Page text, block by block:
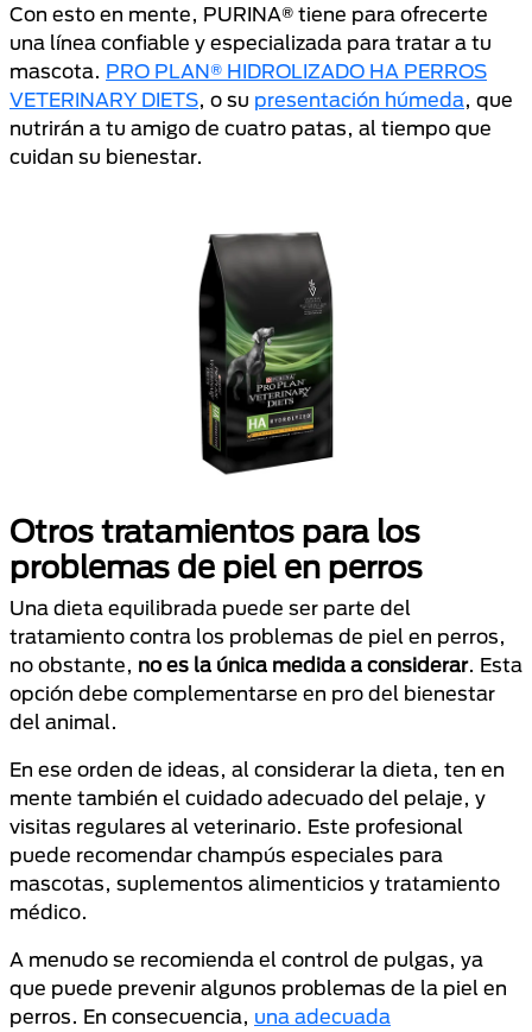
Con esto en mente, PURINA® tiene para ofrecerte
una línea confiable y especializada para tratar a tu
mascota. PRO PLAN® HIDROLIZADO HA PERROS
VETERINARY DIETS , o su presentación húmeda , que
nutrirán a tu amigo de cuatro patas, al tiempo que
cuidan su bienestar.
Otros tratamientos para los
problemas de piel en perros
Una dieta equilibrada puede ser parte del
tratamiento contra los problemas de piel en perros,
no obstante, no es la única medida a considerar. Esta
opción debe complementarse en pro del bienestar
del animal.
En ese orden de ideas, al considerar la dieta, ten en
mente también el cuidado adecuado del pelaje, y
visitas regulares al veterinario. Este profesional
puede recomendar champús especiales para
mascotas, suplementos alimenticios y tratamiento
médico.
A menudo se recomienda el control de pulgas, ya
que puede prevenir algunos problemas de la piel en
perros. En consecuencia, una adecuada